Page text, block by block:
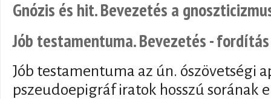
Gnózis és hit. Bevezetés a
Jób testamentuma. Bevezetés -
Jób testamentuma az ún. ószövetségi
pszeudoepigráf iratok hosszú sorának